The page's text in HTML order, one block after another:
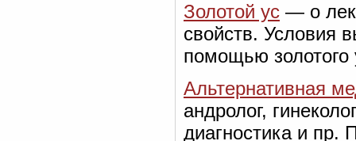
Золотой ус — о
свойств. Условия
помощью золотого
Альтернативная
андролог,
диагностика и пр.